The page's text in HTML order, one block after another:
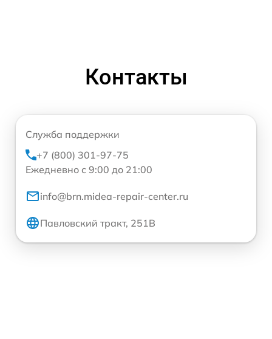
Контакты
Служба поддержки
+7 (800) 301-97-75
Ежедневно с 9:00 до 21:00
info@brn.midea-repair-center.ru
Павловский тракт, 251В